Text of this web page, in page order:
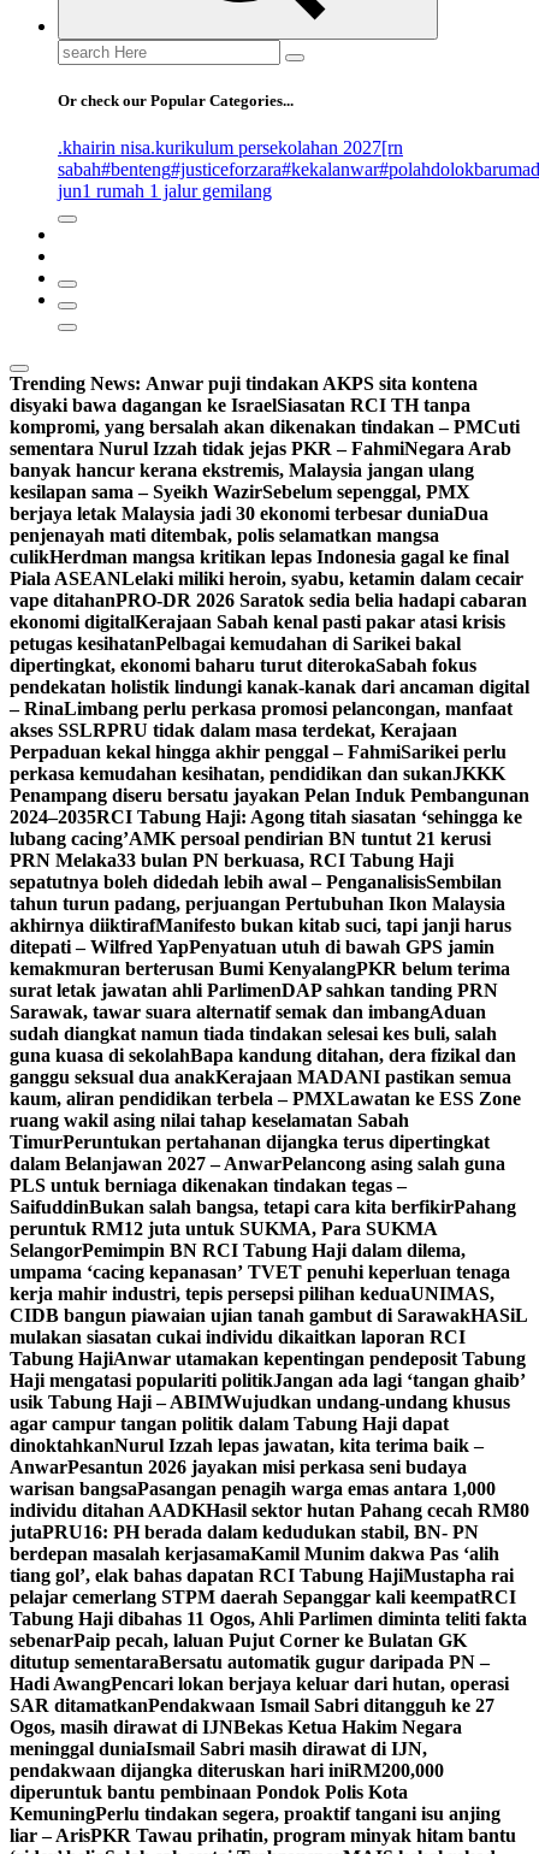
Search
for:
Or check our Popular Categories...
.khairin nisa.kurikulum persekolahan 2027[rn
sabah#benteng#justiceforzara#kekalanwar
jun1 rumah 1 jalur gemilang
Trending News: Anwar puji tindakan AKPS sita kontena
disyaki bawa dagangan ke IsraelSiasatan RCI TH tanpa
kompromi, yang bersalah akan dikenakan tindakan – PMCuti
sementara Nurul Izzah tidak jejas PKR – FahmiNegara Arab
banyak hancur kerana ekstremis, Malaysia jangan ulang
kesilapan sama – Syeikh WazirSebelum sepenggal, PMX
berjaya letak Malaysia jadi 30 ekonomi terbesar duniaDua
penjenayah mati ditembak, polis selamatkan mangsa
culikHerdman mangsa kritikan lepas Indonesia gagal ke final
Piala ASEANLelaki miliki heroin, syabu, ketamin dalam cecair
vape ditahanPRO-DR 2026 Saratok sedia belia hadapi cabaran
ekonomi digitalKerajaan Sabah kenal pasti pakar atasi krisis
petugas kesihatanPelbagai kemudahan di Sarikei bakal
dipertingkat, ekonomi baharu turut diterokaSabah fokus
pendekatan holistik lindungi kanak-kanak dari ancaman digital
– RinaLimbang perlu perkasa promosi pelancongan, manfaat
akses SSLRPRU tidak dalam masa terdekat, Kerajaan
Perpaduan kekal hingga akhir penggal – FahmiSarikei perlu
perkasa kemudahan kesihatan, pendidikan dan sukanJKKK
Penampang diseru bersatu jayakan Pelan Induk Pembangunan
2024–2035RCI Tabung Haji: Agong titah siasatan ‘sehingga ke
lubang cacing’AMK persoal pendirian BN tuntut 21 kerusi
PRN Melaka33 bulan PN berkuasa, RCI Tabung Haji
sepatutnya boleh didedah lebih awal – PenganalisisSembilan
tahun turun padang, perjuangan Pertubuhan Ikon Malaysia
akhirnya diiktirafManifesto bukan kitab suci, tapi janji harus
ditepati – Wilfred YapPenyatuan utuh di bawah GPS jamin
kemakmuran berterusan Bumi KenyalangPKR belum terima
surat letak jawatan ahli ParlimenDAP sahkan tanding PRN
Sarawak, tawar suara alternatif semak dan imbangAduan
sudah diangkat namun tiada tindakan selesai kes buli, salah
guna kuasa di sekolahBapa kandung ditahan, dera fizikal dan
ganggu seksual dua anakKerajaan MADANI pastikan semua
kaum, aliran pendidikan terbela – PMXLawatan ke ESS Zone
ruang wakil asing nilai tahap keselamatan Sabah
TimurPeruntukan pertahanan dijangka terus dipertingkat
dalam Belanjawan 2027 – AnwarPelancong asing salah guna
PLS untuk berniaga dikenakan tindakan tegas –
SaifuddinBukan salah bangsa, tetapi cara kita berfikirPahang
peruntuk RM12 juta untuk SUKMA, Para SUKMA
SelangorPemimpin BN RCI Tabung Haji dalam dilema,
umpama ‘cacing kepanasan’ TVET penuhi keperluan tenaga
kerja mahir industri, tepis persepsi pilihan keduaUNIMAS,
CIDB bangun piawaian ujian tanah gambut di SarawakHASiL
mulakan siasatan cukai individu dikaitkan laporan RCI
Tabung HajiAnwar utamakan kepentingan pendeposit Tabung
Haji mengatasi populariti politikJangan ada lagi ‘tangan ghaib’
usik Tabung Haji – ABIMWujudkan undang-undang khusus
agar campur tangan politik dalam Tabung Haji dapat
dinoktahkanNurul Izzah lepas jawatan, kita terima baik –
AnwarPesantun 2026 jayakan misi perkasa seni budaya
warisan bangsaPasangan penagih warga emas antara 1,000
individu ditahan AADKHasil sektor hutan Pahang cecah RM80
jutaPRU16: PH berada dalam kedudukan stabil, BN- PN
berdepan masalah kerjasamaKamil Munim dakwa Pas ‘alih
tiang gol’, elak bahas dapatan RCI Tabung HajiMustapha rai
pelajar cemerlang STPM daerah Sepanggar kali keempatRCI
Tabung Haji dibahas 11 Ogos, Ahli Parlimen diminta teliti fakta
sebenarPaip pecah, laluan Pujut Corner ke Bulatan GK
ditutup sementaraBersatu automatik gugur daripada PN –
Hadi AwangPencari lokan berjaya keluar dari hutan, operasi
SAR ditamatkanPendakwaan Ismail Sabri ditangguh ke 27
Ogos, masih dirawat di IJNBekas Ketua Hakim Negara
meninggal duniaIsmail Sabri masih dirawat di IJN,
pendakwaan dijangka diteruskan hari iniRM200,000
diperuntuk bantu pembinaan Pondok Polis Kota
KemuningPerlu tindakan segera, proaktif tangani isu anjing
liar – ArisPKR Tawau prihatin, program minyak hitam bantu